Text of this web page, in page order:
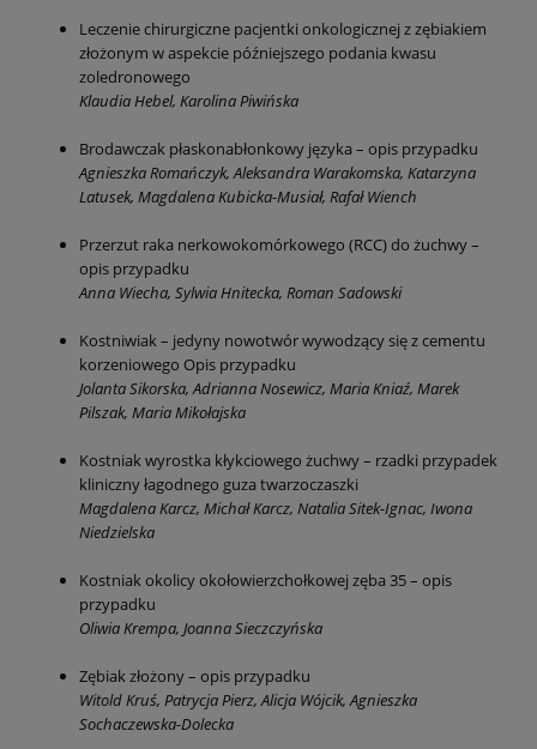
Leczenie chirurgiczne pacjentki onkologicznej z zębiakiem
złożonym w aspekcie późniejszego podania kwasu
zoledronowego
Klaudia Hebel, Karolina Piwińska
Brodawczak płaskonabłonkowy języka – opis przypadku
Agnieszka Romańczyk, Aleksandra Warakomska, Katarzyna
Latusek, Magdalena Kubicka-Musiał, Rafał Wiench
Przerzut raka nerkowokomórkowego (RCC) do żuchwy –
opis przypadku
Anna Wiecha, Sylwia Hnitecka, Roman Sadowski
Kostniwiak – jedyny nowotwór wywodzący się z cementu
korzeniowego Opis przypadku
Jolanta Sikorska, Adrianna Nosewicz, Maria Kniaź, Marek
Pilszak, Maria Mikołajska
Kostniak wyrostka kłykciowego żuchwy – rzadki przypadek
kliniczny łagodnego guza twarzoczaszki
Magdalena Karcz, Michał Karcz, Natalia Sitek-Ignac, Iwona
Niedzielska
Kostniak okolicy okołowierzchołkowej zęba 35 – opis
przypadku
Oliwia Krempa, Joanna Sieczczyńska
Zębiak złożony – opis przypadku
Witold Kruś, Patrycja Pierz, Alicja Wójcik, Agnieszka
Sochaczewska-Dolecka